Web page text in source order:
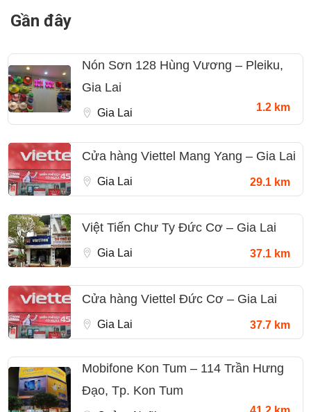
Gần đây
Nón Sơn 128 Hùng Vương – Pleiku,
Gia Lai
Gia Lai 1.2 km
Cửa hàng Viettel Mang Yang – Gia Lai
Gia Lai 29.1 km
Việt Tiến Chư Ty Đức Cơ – Gia Lai
Gia Lai 37.1 km
Cửa hàng Viettel Đức Cơ – Gia Lai
Gia Lai 37.7 km
Mobifone Kon Tum – 114 Trần Hưng
Đạo, Tp. Kon Tum